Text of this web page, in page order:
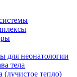
для неонатологии
тела
(лучистое тепло)